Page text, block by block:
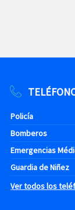
Policía
Bomberos
Emergencias
Guardia de Niñez
Ver todos los